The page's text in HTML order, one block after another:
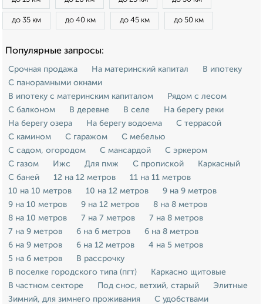
до 35 км до 40 км до 45 км до 50 км
Популярные запросы:
Срочная продажа На материнский капитал
В ипотеку
С панорамными окнами
В ипотеку с материнским капиталом
Рядом с лесом
С балконом
В деревне В селе
На берегу реки
На берегу озера
На берегу водоема
С террасой
С камином
С гаражом
С мебелью
С садом, огородом
С мансардой
С эркером
С газом
Ижс Для пмж С пропиской
Каркасный
С баней
12 на 12 метров
11 на 11 метров
10 на 10 метров
10 на 12 метров
9 на 9 метров
9 на 10 метров
9 на 12 метров
8 на 8 метров
8 на 10 метров
7 на 7 метров
7 на 8 метров
7 на 9 метров
6 на 6 метров
6 на 8 метров
6 на 9 метров
6 на 12 метров
4 на 5 метров
5 на 6 метров
В рассрочку
В поселке городского типа (пгт)
Каркасно щитовые
В частном секторе
Под снос, ветхий, старый
Элитные
Зимний, для зимнего проживания
С удобствами